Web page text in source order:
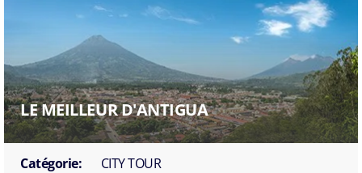
LE MEILLEUR D'ANTIGUA
Catégorie:
CITY TOUR